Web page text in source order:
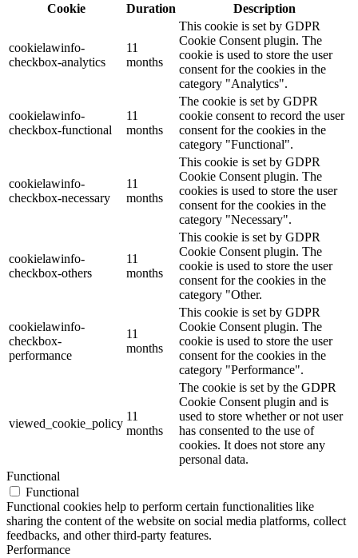
Cookie
Duration Description
cookielawinfo-
checkbox-analytics
11
months
This cookie is set by GDPR
Cookie Consent plugin. The
cookie is used to store the user
consent for the cookies in the
category "Analytics".
cookielawinfo-
checkbox-functional
11
months
The cookie is set by GDPR
cookie consent to record the user
consent for the cookies in the
category "Functional".
cookielawinfo-
checkbox-necessary
11
months
This cookie is set by GDPR
Cookie Consent plugin. The
cookies is used to store the user
consent for the cookies in the
category "Necessary".
cookielawinfo-
checkbox-others
11
months
This cookie is set by GDPR
Cookie Consent plugin. The
cookie is used to store the user
consent for the cookies in the
category "Other.
cookielawinfo-
checkbox-
performance
11
months
This cookie is set by GDPR
Cookie Consent plugin. The
cookie is used to store the user
consent for the cookies in the
category "Performance".
viewed_cookie_policy
11
months
The cookie is set by the GDPR
Cookie Consent plugin and is
used to store whether or not user
has consented to the use of
cookies. It does not store any
personal data.
Functional
Functional
Functional cookies help to perform certain functionalities like
sharing the content of the website on social media platforms, collect
feedbacks, and other third-party features.
Performance